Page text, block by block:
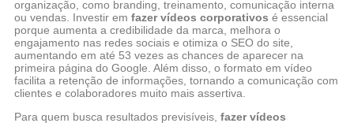
organização, como branding, treinamento, comunicação interna
ou vendas. Investir em fazer vídeos corporativos é essencial
porque aumenta a credibilidade da marca, melhora o
engajamento nas redes sociais e otimiza o SEO do site,
aumentando em até 53 vezes as chances de aparecer na
primeira página do Google. Além disso, o formato em vídeo
facilita a retenção de informações, tornando a comunicação com
clientes e colaboradores muito mais assertiva.
Para quem busca resultados previsíveis, fazer vídeos